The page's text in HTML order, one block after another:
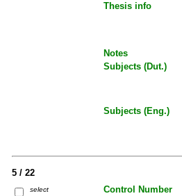
Thesis info
Notes
Subjects (Dut.)
Subjects (Eng.)
5 / 22
select Control Number